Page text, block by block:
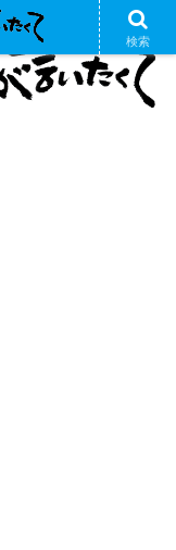
検索